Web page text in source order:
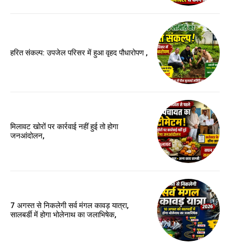
हरित संकल्प: उपजेल परिसर में हुआ वृहद पौधारोपण ,
मिलावट खोरों पर कार्रवाई नहीं हुई तो होगा
जनआंदोलन,
7 अगस्त से निकलेगी सर्व मंगल कावड़ यात्रा,
सालबर्डी में होगा भोलेनाथ का जलाभिषेक,